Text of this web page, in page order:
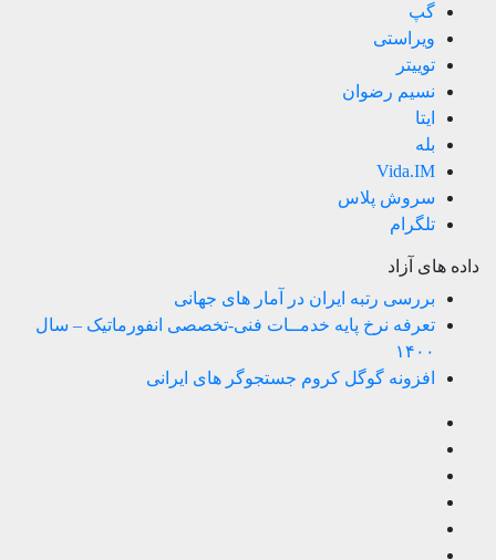
گپ
ویراستی
توییتر
نسیم رضوان
ایتا
بله
Vida.IM
سروش پلاس
تلگرام
داده های آزاد
بررسی رتبه ایران در آمار های جهانی
تعرفه نرخ پایه خدمــات فنی-تخصصی انفورماتیک – سال
۱۴۰۰
افزونه گوگل کروم جستجوگر های ایرانی